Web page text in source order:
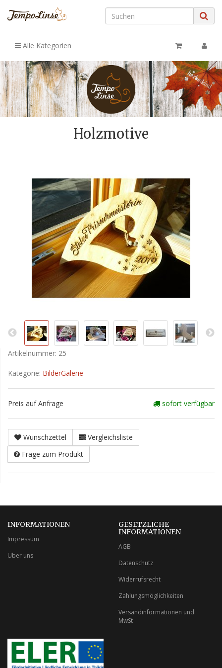
Alle Kategorien
Holzmotive
Artikelnummer: 25
Kategorie: BilderGalerie
Preis auf Anfrage sofort verfügbar
Wunschzettel
Vergleichsliste
Frage zum Produkt
INFORMATIONEN
Impressum
Über uns
GESETZLICHE
INFORMATIONEN
AGB
Datenschutz
Widerrufsrecht
Zahlungsmöglichkeiten
Versandinformationen und
MwSt